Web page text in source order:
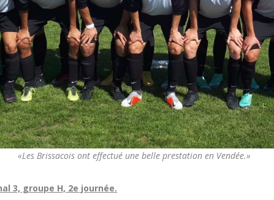
«Les Brissacois ont effectué une belle prestation en Vendée.»
3, groupe H, 2e journée.